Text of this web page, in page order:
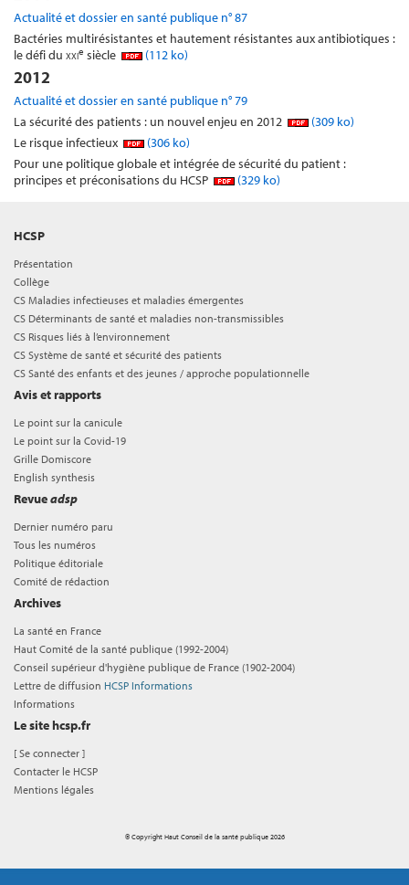
Actualité et dossier en santé publique n° 87
Bactéries multirésistantes et hautement résistantes aux antibiotiques :
le défi du xxie siècle (112 ko)
2012
Actualité et dossier en santé publique n° 79
La sécurité des patients : un nouvel enjeu en 2012
(309 ko)
Le risque infectieux
(306 ko)
Pour une politique globale et intégrée de sécurité du patient :
principes et préconisations du HCSP
(329 ko)
HCSP
Présentation
Collège
CS Maladies infectieuses et maladies émergentes
CS Déterminants de santé et maladies non-transmissibles
CS Risques liés à l’environnement
CS Système de santé et sécurité des patients
CS Santé des enfants et des jeunes / approche populationnelle
Avis et rapports
Le point sur la canicule
Le point sur la Covid-19
Grille Domiscore
English synthesis
Revueadsp
Dernier numéro paru
Tous les numéros
Politique éditoriale
Comité de rédaction
Archives
La santé en France
Haut Comité de la santé publique (1992-2004)
Conseil supérieur d'hygiène publique de France (1902-2004)
Lettre de diffusion HCSP Informations
Informations
Le site hcsp.fr
[Se connecter ]
Contacter le HCSP
Mentions légales
© Copyright Haut Conseil de la santé publique 2026